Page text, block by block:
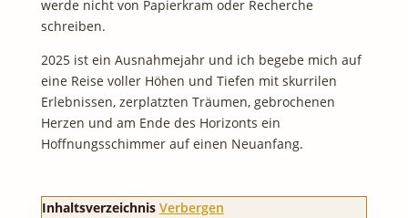
werde nicht von Papierkram oder Recherche
schreiben.
2025 ist ein Ausnahmejahr und ich begebe mich auf
eine Reise voller Höhen und Tiefen mit skurrilen
Erlebnissen, zerplatzten Träumen, gebrochenen
Herzen und am Ende des Horizonts ein
Hoffnungsschimmer auf einen Neuanfang.
Inhaltsverzeichnis Verbergen